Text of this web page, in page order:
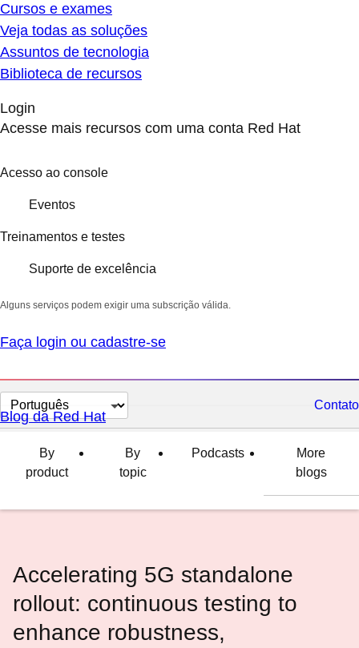
Cursos e exames
Veja todas as soluções
Assuntos de tecnologia
Biblioteca de recursos
Login
Acesse mais recursos com uma conta Red Hat
Acesso ao console
Eventos
Treinamentos e testes
Suporte de excelência
Alguns serviços podem exigir uma subscrição válida.
Faça login ou cadastre-se
Selecionar
idioma
Contato
Blog da Red Hat
By
product
By
topic
Podcasts
More
blogs
Accelerating 5G standalone
rollout: continuous testing to
enhance robustness,